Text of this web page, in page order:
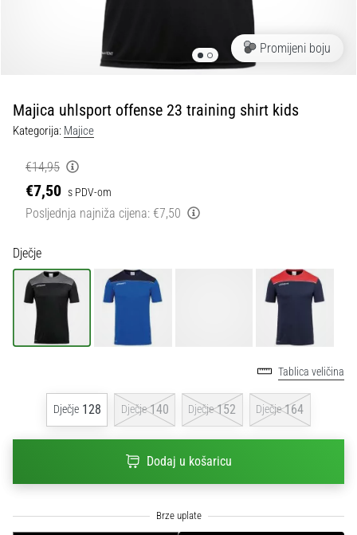
1. 7. 2025
•
1 min. čitanja
Play
for
More
Pripremi
za
ženski
EURO
2025
dresovima
kopačkama
Promijeni boju
Majica uhlsport offense 23 training shirt kids
Kategorija: Majice
€14,95
€7,50 s PDV-om
Posljednja najniža cijena: €7,50
Dječje
Tablica veličina
Dječje 128 Dječje 140 Dječje 152 Dječje 164
Dodaj u košaricu